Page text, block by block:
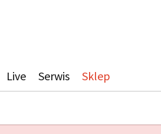
Live Serwis Sklep